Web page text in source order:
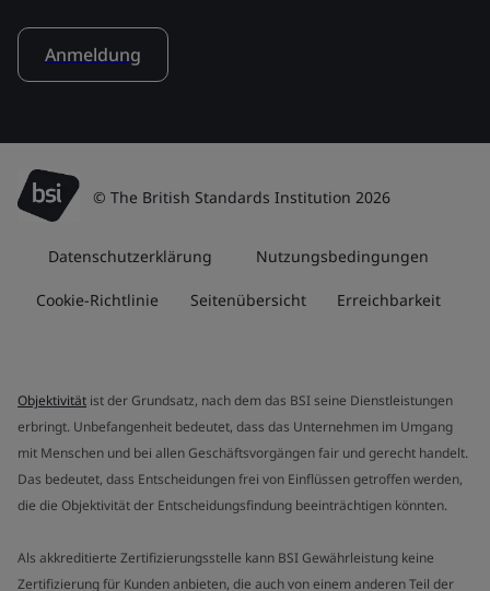
Anmeldung
© The British Standards Institution 2026
Datenschutzerklärung Nutzungsbedingungen
Cookie-Richtlinie Seitenübersicht Erreichbarkeit
Objektivität ist der Grundsatz, nach dem das BSI seine Dienstleistungen
erbringt. Unbefangenheit bedeutet, dass das Unternehmen im Umgang
mit Menschen und bei allen Geschäftsvorgängen fair und gerecht handelt.
Das bedeutet, dass Entscheidungen frei von Einflüssen getroffen werden,
die die Objektivität der Entscheidungsfindung beeinträchtigen könnten.
Als akkreditierte Zertifizierungsstelle kann BSI Gewährleistung keine
Zertifizierung für Kunden anbieten, die auch von einem anderen Teil der